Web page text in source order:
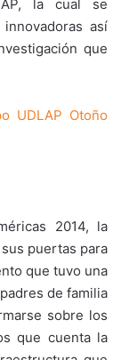
la cual se
así
que
UDLAP Otoño
2014, la
puertas para
que tuvo una
de familia
sobre los
que cuenta la